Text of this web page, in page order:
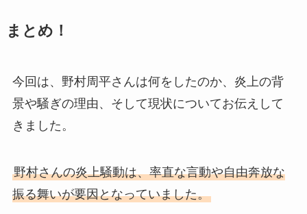
まとめ！
今回は、野村周平さんは何をしたのか、炎上の背
景や騒ぎの理由、そして現状についてお伝えして
きました。
野村さんの炎上騒動は、率直な言動や自由奔放な
振る舞いが要因となっていました。